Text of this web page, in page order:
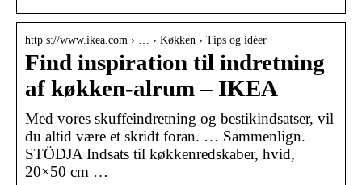
http s://www.ikea.com › … › Køkken › Tips og idéer
Find inspiration til indretning
af køkken-alrum – IKEA
Med vores skuffeindretning og bestikindsatser, vil
du altid være et skridt foran. … Sammenlign.
STÖDJA Indsats til køkkenredskaber, hvid,
20×50 cm …